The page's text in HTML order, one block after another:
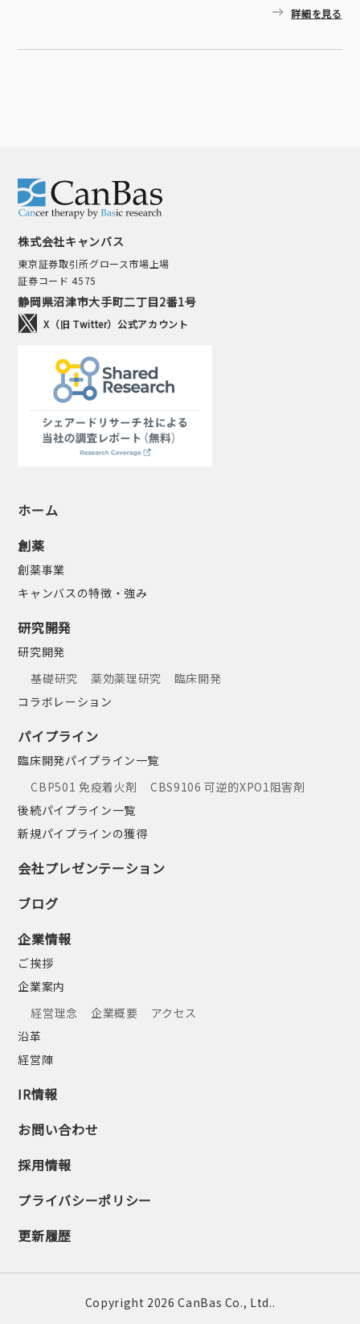
詳細を見る
株式会社キャンバス
東京証券取引所グロース市場上場
証券コード 4575
静岡県沼津市大手町二丁目2番1号
X（旧 Twitter）公式アカウント
ホーム
創薬
創薬事業
キャンバスの特徴・強み
研究開発
研究開発
基礎研究
薬効薬理研究
臨床開発
コラボレーション
パイプライン
臨床開発パイプライン一覧
CBP501 免疫着火剤
CBS9106 可逆的XPO1阻害剤
後続パイプライン一覧
新規パイプラインの獲得
会社プレゼンテーション
ブログ
企業情報
ご挨拶
企業案内
経営理念
企業概要
アクセス
沿革
経営陣
IR情報
お問い合わせ
採用情報
プライバシーポリシー
更新履歴
Copyright 2026 CanBas Co., Ltd..